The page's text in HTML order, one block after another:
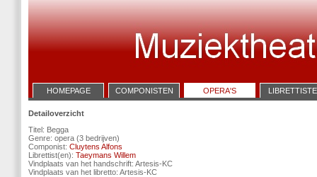
HOMEPAGE COMPONISTEN OPERA'S
Detailoverzicht
Titel: Begga
Genre: opera (3 bedrijven)
Componist: Cluytens Alfons
Librettist(en): Taeymans Willem
Vindplaats van het handschrift: Artesis-KC
Vindplaats van het libretto: Artesis-KC